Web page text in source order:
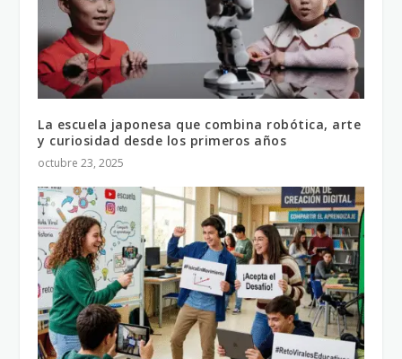
La escuela japonesa que combina robótica, arte
y curiosidad desde los primeros años
octubre 23, 2025